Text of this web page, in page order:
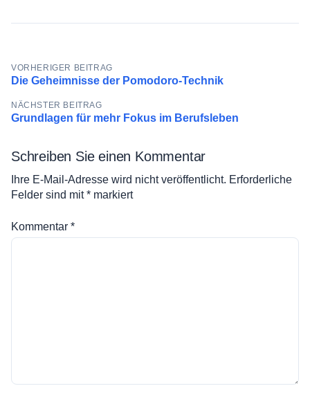
VORHERIGER BEITRAG
Die Geheimnisse der Pomodoro-Technik
NÄCHSTER BEITRAG
Grundlagen für mehr Fokus im Berufsleben
Schreiben Sie einen Kommentar
Ihre E-Mail-Adresse wird nicht veröffentlicht. Erforderliche
Felder sind mit* markiert
Kommentar *